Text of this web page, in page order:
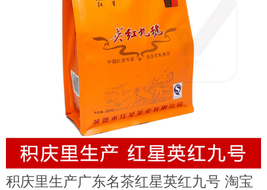
积庆里生产广东名茶红星英红九号 淘宝